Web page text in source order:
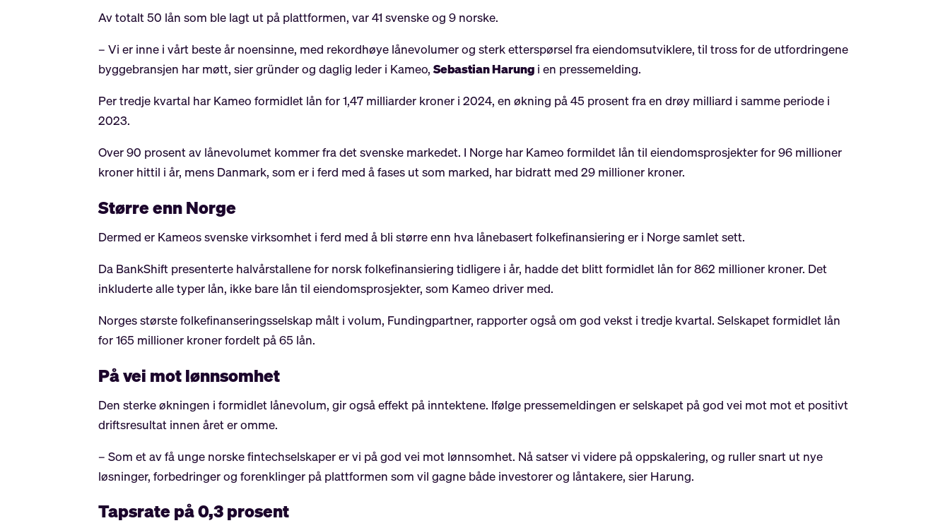
Av totalt 50 lån som ble lagt ut på plattformen, var 41 svenske og 9 norske.
– Vi er inne i vårt beste år noensinne, med rekordhøye lånevolumer og sterk etterspørsel fra eiendomsutviklere, til tross for de utfordringene
byggebransjen har møtt, sier gründer og daglig leder i Kameo,Sebastian Harung i en pressemelding.
Per tredje kvartal har Kameo formidlet lån for 1,47 milliarder kroner i 2024, en økning på 45 prosent fra en drøy milliard i samme periode i
2023.
Over 90 prosent av lånevolumet kommer fra det svenske markedet. I Norge har Kameo formildet lån til eiendomsprosjekter for 96 millioner
kroner hittil i år, mens Danmark, som er i ferd med å fases ut som marked, har bidratt med 29 millioner kroner.
Større enn Norge
Dermed er Kameos svenske virksomhet i ferd med å bli større enn hva lånebasert folkefinansiering er i Norge samlet sett.
Da BankShift presenterte halvårstallene for norsk folkefinansiering tidligere i år, hadde det blitt formidlet lån for 862 millioner kroner. Det
inkluderte alle typer lån, ikke bare lån til eiendomsprosjekter, som Kameo driver med.
Norges største folkefinanseringsselskap målt i volum, Fundingpartner, rapporter også om god vekst i tredje kvartal. Selskapet formidlet lån
for 165 millioner kroner fordelt på 65 lån.
På vei mot lønnsomhet
Den sterke økningen i formidlet lånevolum, gir også effekt på inntektene. Ifølge pressemeldingen er selskapet på god vei mot mot et positivt
driftsresultat innen året er omme.
– Som et av få unge norske fintechselskaper er vi på god vei mot lønnsomhet. Nå satser vi videre på oppskalering, og ruller snart ut nye
løsninger, forbedringer og forenklinger på plattformen som vil gagne både investorer og låntakere, sier Harung.
Tapsrate på 0,3 prosent